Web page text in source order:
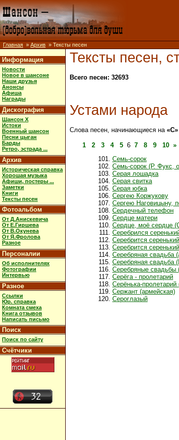
Главная » Архив » Тексты песен
Информация
Новости
Новое в шансоне
Наши друзья
Анонсы
Афиша
Награды
Дискография
Шансон X
Истоки
Военный шансон
Песни цыган
Барды
Ретро, эстрада ...
Архив
Историческая справка
Хорошая музыка
Афиши, постеры ...
Заметки
Книги
Тексты песен
Фотоальбом
От Д.Анискевича
От Е.Гиршева
От В.Окунева
От Я.Фролова
Разное
Персоналии
Об исполнителях
Фотографии
Интервью
Разное
Ссылки
Юр. справка
Комната смеха
Книга отзывов
Написать письмо
Поиск
Поиск по сайту
Счётчики
Тексты песен,
Всего песен: 32693
Устами народа
Слова песен, начинающиеся на «С»
1 2 3 4 5 6 7 8 9 10 »
Семь-сорок
Семь-сорок (Р. Фукс,
Серая лошадка
Серая свитка
Серая юбка
Сергею Коржукову
Сергею Наговицыну,
Сердечный телефон
Сердце матери
Сердце, моё сердце
Серебрился
Серебрится
Серебрится
Серебряная свадьба
Серебряная свадьба
Серебряные
Серёга - пролетарий
Серёнька-пролетарий
Сержант (армейская)
Сероглазый